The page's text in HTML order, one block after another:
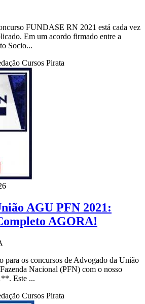
FUNDASE RN 2021 está cada vez
Em um acordo firmado entre a
Socio...
Cursos Pirata
AGU PFN 2021:
AGORA!
para os concursos de Advogado da União
Nacional (PFN) com o nosso
Este ...
Cursos Pirata